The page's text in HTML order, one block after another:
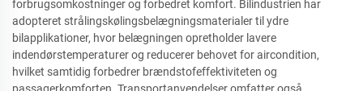
forbrugsomkostninger og forbedret komfort. Bilindustrien har
adopteret strålingskølingsbelægningsmaterialer til ydre
bilapplikationer, hvor belægningen opretholder lavere
indendørstemperaturer og reducerer behovet for aircondition,
hvilket samtidig forbedrer brændstofeffektiviteten og